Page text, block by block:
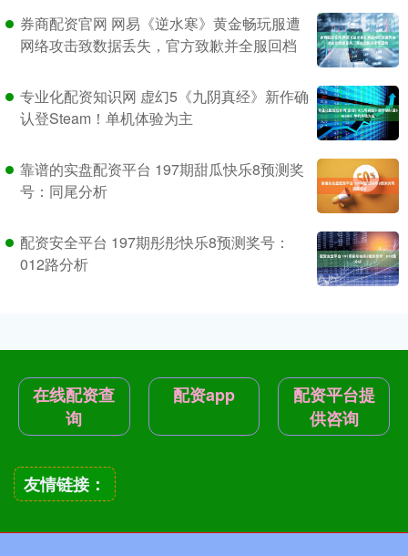
券商配资官网 网易《逆水寒》黄金畅玩服遭
网络攻击致数据丢失，官方致歉并全服回档
专业化配资知识网 虚幻5《九阴真经》新作确
认登Steam！单机体验为主
靠谱的实盘配资平台 197期甜瓜快乐8预测奖
号：同尾分析
配资安全平台 197期彤彤快乐8预测奖号：
012路分析
在线配资查
询
配资app
配资平台提
供咨询
友情链接：